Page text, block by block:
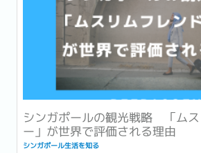
シンガポールの観光戦略 「ムス
ー」が世界で評価される理由
シンガポール生活を知る